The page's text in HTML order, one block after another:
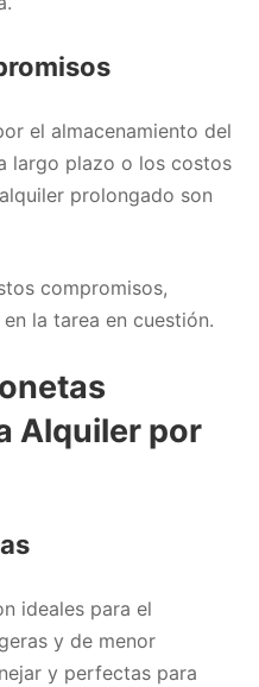
el almacenamiento del
largo plazo o los costos
prolongado son
compromisos,
la tarea en cuestión.
Alquiler por
ideales para el
y de menor
y perfectas para